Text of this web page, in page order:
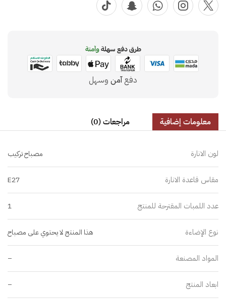
طرق دفع سهلةوآمنة
دفعآمن وسهل
معلومات إضافية مراجعات (0)
لون الانارة مصباح تركيب
مقاس قاعدة الانارة E27
عدد اللمبات المقترحة للمنتج 1
نوع الإضاءة هذا المنتج لا يحتوي على مصباح
المواد المصنعة –
ابعاد المنتج –